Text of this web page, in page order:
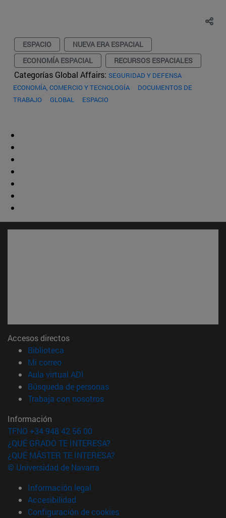
ESPACIO
NUEVA ERA ESPACIAL
ECONOMÍA ESPACIAL
RECURSOS ESPACIALES
Categorías Global Affairs: SEGURIDAD Y DEFENSA
ECONOMÍA, COMERCIO Y TECNOLOGÍA
DOCUMENTOS DE
TRABAJO
GLOBAL ESPACIO
Accesos directos
Biblioteca
Mi correo(abre en nueva ventana)
Aula virtual ADI
Búsqueda de personas(abre en nueva ventana)
Trabaja con nosotros(abre en nueva ventana)
Información
TFNO +34 948 42 56 00
¿QUÉ GRADO TE INTERESA?
¿QUÉ MÁSTER TE INTERESA?
© Universidad de Navarra
Información legal
Accesibilidad
Configuración de cookies